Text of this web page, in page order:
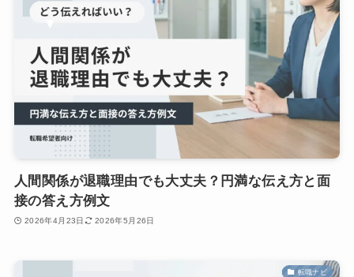
人間関係が退職理由でも大丈夫？円満な伝え方と面
接の答え方例文
2026年4月23日 2026年5月26日
転職ナビ